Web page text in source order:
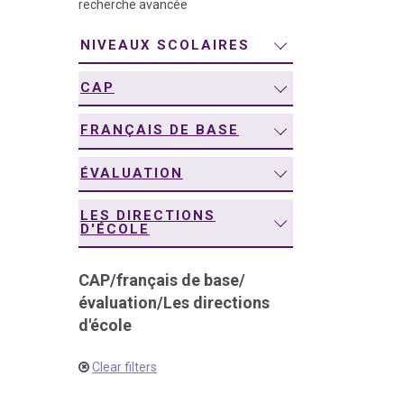
recherche avancée
NIVEAUX SCOLAIRES
CAP
FRANÇAIS DE BASE
ÉVALUATION
LES DIRECTIONS
D'ÉCOLE
CAP/français de base/
évaluation/Les directions
d'école
Clear filters